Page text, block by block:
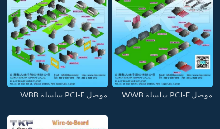
موصل PCI-E سلسلة 3.00MM-6630PC-WWBB موصل PCI-E سلسلة 3.00MM-6630PC-WWWB